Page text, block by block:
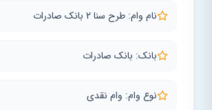
نام وام: طرح سنا 2 بانک صادرات
بانک: بانک صادرات
نوع وام: وام نقدی